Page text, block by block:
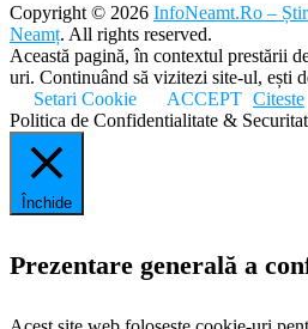
Copyright © 2026 InfoNeamt.Ro –
Neamț. All rights reserved.
Această pagină, în contextul prestării
uri. Continuând să vizitezi site-ul, ești
Setari Cookie
ACCEPT Citeste
Politica de Confidentialitate &
Închide
Prezentare generală a